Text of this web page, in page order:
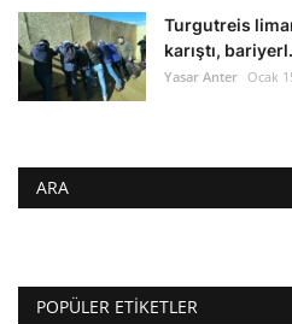
Turgutreis
karıştı,
Yasar Anter Ocak
ARA
POPÜLER ETIKETLER